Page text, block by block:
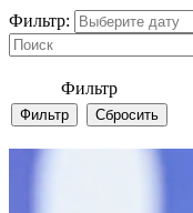
Фильтр:
Фильтр